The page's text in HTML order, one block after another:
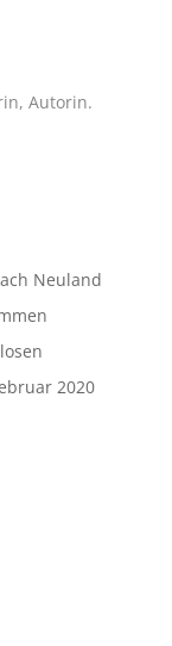
Autorin.
Neuland
2020